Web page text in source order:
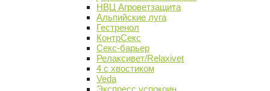
НВЦ Агроветзащита
Альпийские луга
Гестренол
КонтрСекс
Секс-барьер
Релаксивет/Relaxivet
4 с хвостиком
Veda
Экспресс успокоин